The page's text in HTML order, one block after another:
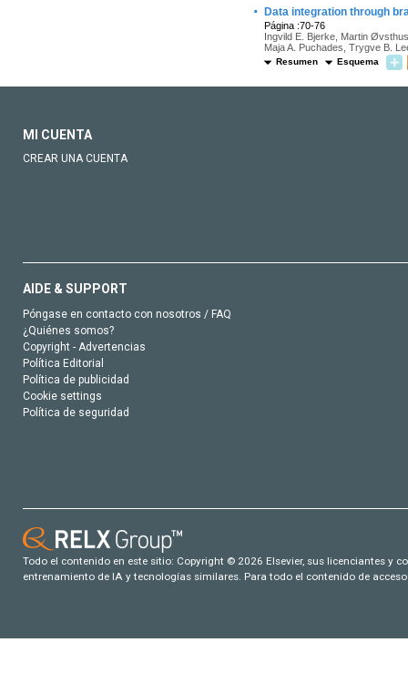
· Data integration through
Página :70-76
Ingvild E. Bjerke, Martin
Maja A. Puchades, Trygve B.
Resumen Esquema
MI CUENTA
CREAR UNA CUENTA
AIDE & SUPPORT
Póngase en contacto con nosotros / FAQ
¿Quiénes somos?
Copyright - Advertencias
Política Editorial
Política de publicidad
Cookie settings
Política de seguridad
Todo el contenido en este sitio: Copyright © 2026 Elsevier, sus licenciantes y
entrenamiento de IA y tecnologías similares. Para todo el contenido de